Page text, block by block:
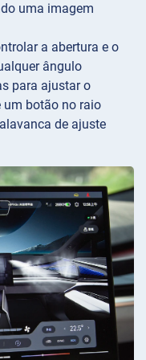
uma imagem
a abertura e o
ângulo
para ajustar o
um botão no raio
de ajuste